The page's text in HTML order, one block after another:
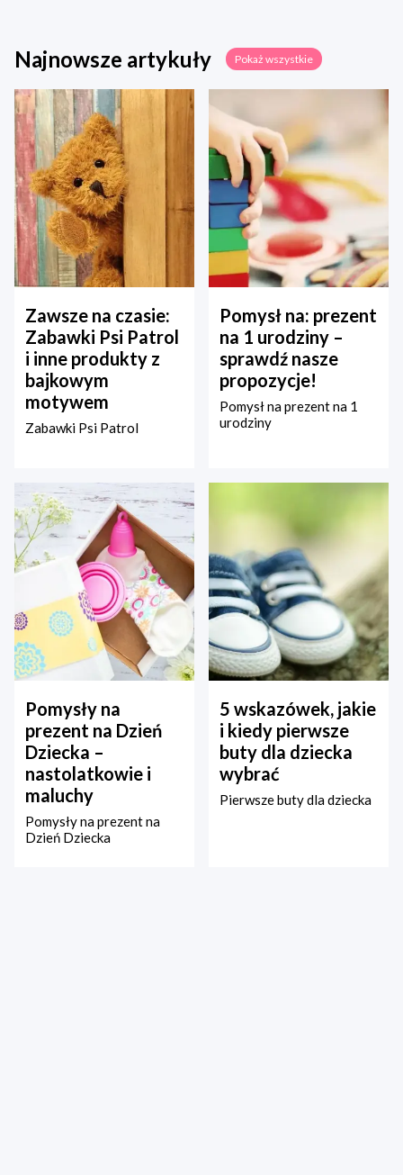
Najnowsze artykuły Pokaż wszystkie
Zawsze na czasie:
Zabawki Psi Patrol
i inne produkty z
bajkowym
motywem
Zabawki Psi Patrol
Pomysł na: prezent
na 1 urodziny –
sprawdź nasze
propozycje!
Pomysł na prezent na 1
urodziny
Pomysły na
prezent na Dzień
Dziecka –
nastolatkowie i
maluchy
Pomysły na prezent na
Dzień Dziecka
5 wskazówek, jakie
i kiedy pierwsze
buty dla dziecka
wybrać
Pierwsze buty dla dziecka